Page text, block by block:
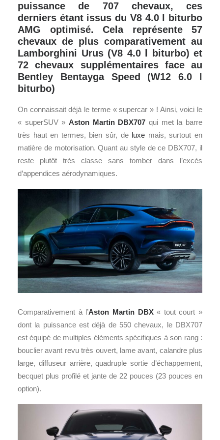
puissance de 707 chevaux, ces
derniers étant issus du V8 4.0 l biturbo
AMG optimisé. Cela représente 57
chevaux de plus comparativement au
Lamborghini Urus (V8 4.0 l biturbo) et
72 chevaux supplémentaires face au
Bentley Bentayga Speed (W12 6.0 l
biturbo)
On connaissait déjà le terme « supercar » ! Ainsi, voici le
« superSUV » Aston MartinDBX707 qui met la barre
très haut en termes, bien sûr, de luxe mais, surtout en
matière de motorisation. Quant au style de ce DBX707, il
reste plutôt très classe sans tomber dans l’excès
d’appendices aérodynamiques.
Comparativement à l’Aston Martin DBX« tout court »
dont la puissance est déjà de 550 chevaux, le DBX707
est équipé de multiples éléments spécifiques à son rang :
bouclier avant revu très ouvert, lame avant, calandre plus
large, diffuseur arrière, quadruple sortie d’échappement,
becquet plus profilé et jante de 22 pouces (23 pouces en
option).